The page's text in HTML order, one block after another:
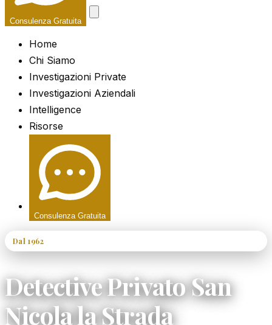
Consulenza Gratuita
Home
Chi Siamo
Investigazioni Private
Investigazioni Aziendali
Intelligence
Risorse
Consulenza Gratuita
Dal 1962
Detective Privato San
Nicola la Strada